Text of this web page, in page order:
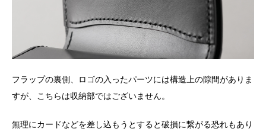
フラップの裏側、ロゴの入ったパーツには構造上の隙間がありま
すが、こちらは収納部ではございません。
無理にカードなどを差し込もうとすると破損に繋がる恐れもあり